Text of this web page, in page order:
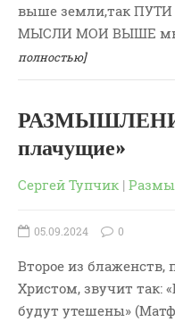
выше земли,так
МЫСЛИ МОИ ВЫШЕ
полностью]
плачущие»
Сергей Тупчик |
05.09.2024 0
Второе из
Христом, звучит так:
будут утешены»